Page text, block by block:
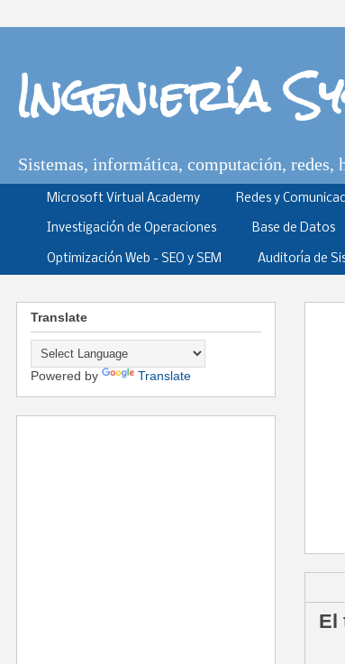
Ingeniería
Sistemas, informática, computación,
Microsoft Virtual Academy Redes y
Investigación de Operaciones Base de Datos
Optimización Web - SEO y SEM Auditoría de
El
Translate
Powered by Translate